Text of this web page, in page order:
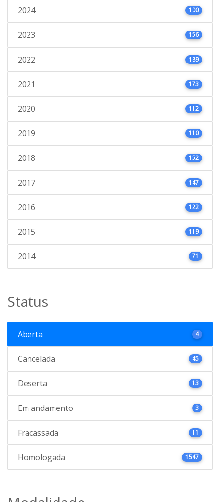
2024 100
2023 156
2022 189
2021 173
2020 112
2019 110
2018 152
2017 147
2016 122
2015 119
2014 71
Status
Aberta 4
Cancelada 45
Deserta 13
Em andamento 3
Fracassada 11
Homologada 1547